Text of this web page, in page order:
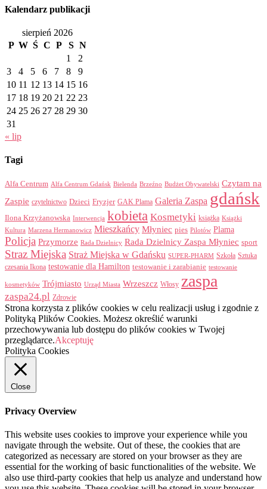
Kalendarz publikacji
sierpień 2026
P W Ś C P S N
1
2
3
4 5 6 7 8
9
10 11 12 13 14 15 16
17 18 19 20 21 22 23
24 25 26 27 28 29 30
31
« lip
Tagi
Alfa Centrum Alfa Centrum Gdańsk Bielenda Brzeźno Budżet Obywatelski Czytam na
Zaspie czytelnictwo Dzieci Fryzjer GAK Plama Galeria Zaspa gdańsk
Ilona Krzyżanowska Interwencja kobieta Kosmetyki książka Książki
Kultura Marzena Hermanowicz Mieszkańcy Młyniec pies Pilotów Plama
Policja Przymorze Rada Dzielnicy Rada Dzielnicy Zaspa Młyniec sport
Straz Miejska Straż Miejska w Gdańsku SUPER-PHARM Szkoła Sztuka
czesania Ikona testowanie dla Hamilton testowanie i zarabianie testowanie
kosmetyków Trójmiasto Urząd Miasta Wrzeszcz Włosy zaspa
zaspa24.pl Zdrowie
Strona korzysta z plików cookies w celu realizacji usług i zgodnie z
Polityką Plików Cookies. Możesz określić warunki
przechowywania lub dostępu do plików cookies w Twojej
przeglądarce.Akceptuję
Polityka Cookies
Close
Privacy Overview
This website uses cookies to improve your experience while you
navigate through the website. Out of these, the cookies that are
categorized as necessary are stored on your browser as they are
essential for the working of basic functionalities of the website. We
also use third-party cookies that help us analyze and understand how